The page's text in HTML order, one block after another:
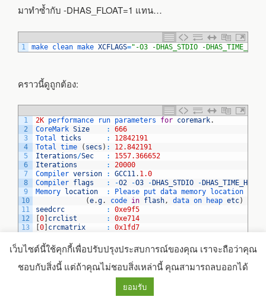
มาทำซ้ำกับ -DHAS_FLOAT=1 แทน…
1 make clean make XCFLAGS="-O3 -DHAS_STDIO -
คราวนี้ดูถูกต้อง:
1
2
3
4
5
6
7
8
9
10
11
12
13
15
16
17
2K performance run parameters for coremark.
CoreMark Size :
666
Total ticks :
12842191
Total time ( secs ) :
12.842191
Iterations/Sec :
1557.366652
Iterations
:
20000
Compiler version : GCC11. 1.0
Compiler flags : -O2 -O3 - DHAS_STDIO - DHAS_TIME_H
Memory
location : Please put data memory location
(e.g. code in flash, data on heap etc)
seedcrc
:
0xe9f5
0 crclist :
0xe714
0 crcmatrix :
0x1fd7
[0]crcfinal :
0x382f
Correct operation validated . See README .md for run and
CoreMark 1.0 : 1557.366652 / GCC11 .1.0 -O2 - O3 -
แต่นั่นเป็นเพียง 2.59 CoreMark/Mhz ยังไม่ถึง 3.125
เว็บไซต์นี้ใช้คุกกี้เพื่อปรับปรุงประสบการณ์ของคุณ เราจะถือว่าคุณ
ชอบกับสิ่งนี้ แต่ถ้าคุณไม่ชอบสิ่งเหล่านี้ คุณสามารถลบออกได้
ยอมรับ